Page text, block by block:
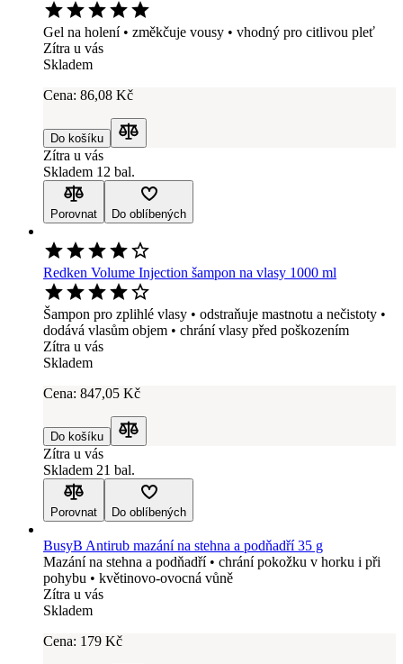
Gel na holení • změkčuje vousy • vhodný pro citlivou pleť
Zítra u vás
Skladem
Cena: 86,08 Kč
Do košíku
Porovnat
Zítra u vás
Skladem 12 bal.
Porovnat Do oblíbených
Redken Volume Injection šampon na vlasy 1000 ml
Šampon pro zplihlé vlasy • odstraňuje mastnotu a nečistoty •
dodává vlasům objem • chrání vlasy před poškozením
Zítra u vás
Skladem
Cena: 847,05 Kč
Do košíku
Porovnat
Zítra u vás
Skladem 21 bal.
Porovnat Do oblíbených
BusyB Antirub mazání na stehna a podňadří 35 g
Mazání na stehna a podňadří • chrání pokožku v horku i při
pohybu • květinovo-ovocná vůně
Zítra u vás
Skladem
Cena: 179 Kč